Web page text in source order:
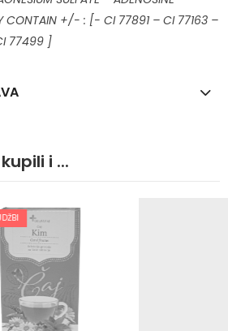
CONTAIN +/- : [- CI 77891 – CI 77163 –
77499 ]
i ...